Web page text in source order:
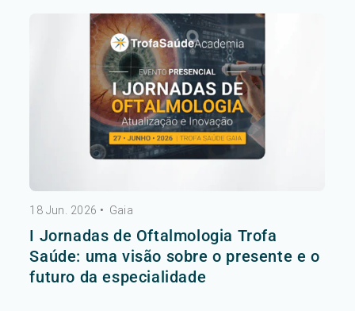
18 Jun. 2026 • Gaia
I Jornadas de Oftalmologia Trofa
Saúde: uma visão sobre o presente e o
futuro da especialidade